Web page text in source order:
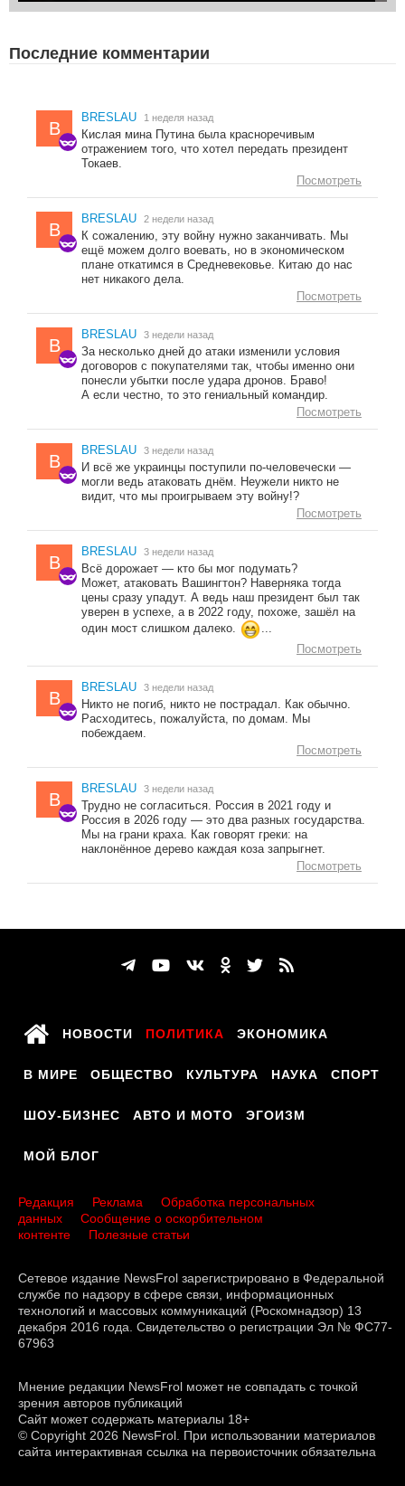
Последние комментарии
B
BRESLAU 1 неделя назад
Кислая мина Путина была красноречивым
отражением того, что хотел передать президент
Токаев.
Посмотреть
B
BRESLAU 2 недели назад
К сожалению, эту войну нужно заканчивать. Мы
ещё можем долго воевать, но в экономическом
плане откатимся в Средневековье. Китаю до нас
нет никакого дела.
Посмотреть
B
BRESLAU 3 недели назад
За несколько дней до атаки изменили условия
договоров с покупателями так, чтобы именно они
понесли убытки после удара дронов. Браво!
А если честно, то это гениальный командир.
Посмотреть
B
BRESLAU 3 недели назад
И всё же украинцы поступили по-человечески —
могли ведь атаковать днём. Неужели никто не
видит, что мы проигрываем эту войну!?
Посмотреть
B
BRESLAU 3 недели назад
Всё дорожает — кто бы мог подумать?
Может, атаковать Вашингтон? Наверняка тогда
цены сразу упадут. А ведь наш президент был так
уверен в успехе, а в 2022 году, похоже, зашёл на
один мост слишком далеко.
...
Посмотреть
B
BRESLAU 3 недели назад
Никто не погиб, никто не пострадал. Как обычно.
Расходитесь, пожалуйста, по домам. Мы
побеждаем.
Посмотреть
B
BRESLAU 3 недели назад
Трудно не согласиться. Россия в 2021 году и
Россия в 2026 году — это два разных государства.
Мы на грани краха. Как говорят греки: на
наклонённое дерево каждая коза запрыгнет.
Посмотреть
НОВОСТИ ПОЛИТИКА ЭКОНОМИКА
В МИРЕ ОБЩЕСТВО КУЛЬТУРА НАУКА СПОРТ
ШОУ-БИЗНЕС АВТО И МОТО ЭГОИЗМ
МОЙ БЛОГ
Редакция Реклама
Обработка персональных
данных
Сообщение о оскорбительном
контенте
Полезные статьи
Сетевое издание NewsFrol зарегистрировано в Федеральной
службе по надзору в сфере связи, информационных
технологий и массовых коммуникаций (Роскомнадзор) 13
декабря 2016 года. Свидетельство о регистрации Эл № ФС77-
67963
Мнение редакции NewsFrol может не совпадать с точкой
зрения авторов публикаций
Сайт может содержать материалы 18+
© Copyright 2026 NewsFrol. При использовании материалов
сайта интерактивная ссылка на первоисточник обязательна